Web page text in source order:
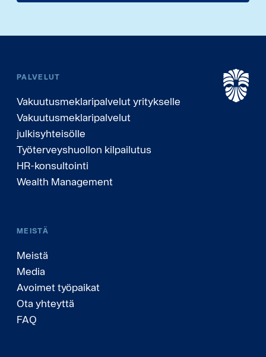
PALVELUT
Vakuutusmeklaripalvelut yritykselle
Vakuutusmeklaripalvelut
julkisyhteisölle
Työterveyshuollon kilpailutus
HR-konsultointi
Wealth Management
MEISTÄ
Meistä
Media
Avoimet työpaikat
Ota yhteyttä
FAQ